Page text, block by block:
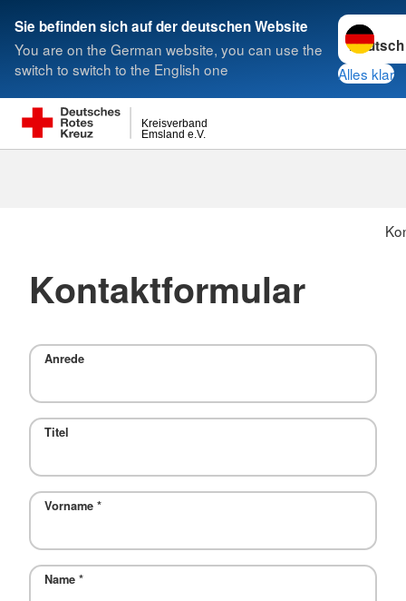
Sie befinden sich auf der deutschen Website
You are on the German website, you can use the
switch to switch to the English one
Sprache
Alles klar
Emsland e.V.
Kreisverband
Suche
Kontaktformular
Anrede
Titel
Vorname *
Name *